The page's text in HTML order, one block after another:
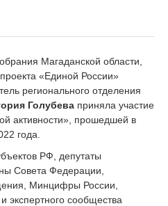
Магаданской области,
«Единой России»
регионального отделения
Голубева приняла участие
активности», прошедшей в
года.
РФ, депутаты
Совета Федерации,
Минцифры России,
экспертного сообщества